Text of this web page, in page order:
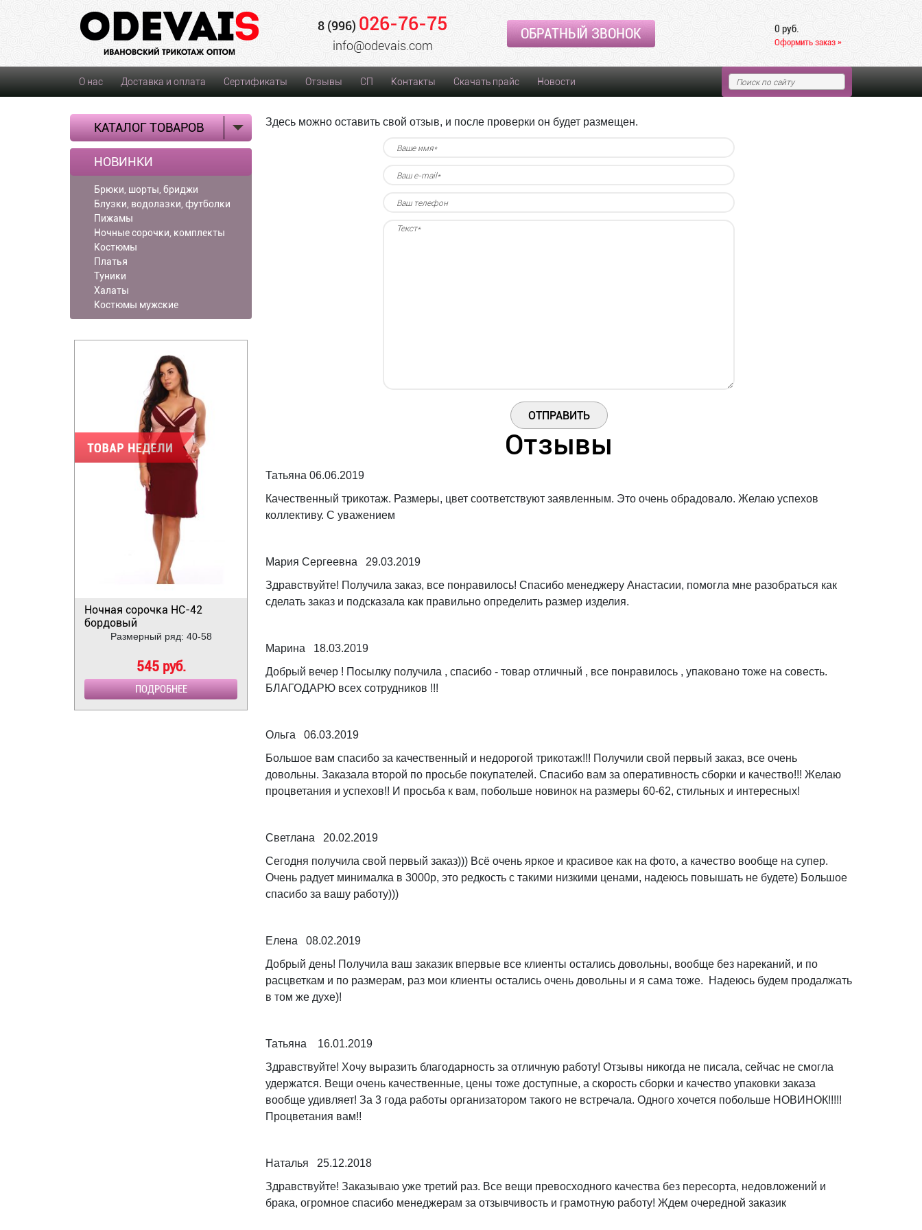
8 (996) 026-76-75
info@odevais.com
ОБРАТНЫЙ ЗВОНОК 0 руб.
Оформить заказ »
О нас Доставка и оплата Сертификаты Отзывы СП Контакты Скачать прайс Новости
КАТАЛОГ ТОВАРОВ
НОВИНКИ
Брюки, шорты, бриджи
Блузки, водолазки, футболки
Пижамы
Ночные сорочки, комплекты
Костюмы
Платья
Туники
Халаты
Костюмы мужские
Ночная сорочка НС-42
бордовый
Размерный ряд: 40-58
545 руб.
ПОДРОБНЕЕ
Здесь можно оставить свой отзыв, и после проверки он будет размещен.
Отзывы
Татьяна 06.06.2019
Качественный трикотаж. Размеры, цвет соответствуют заявленным. Это очень обрадовало. Желаю успехов
коллективу. С уважением
Мария Сергеевна 29.03.2019
Здравствуйте! Получила заказ, все понравилось! Спасибо менеджеру Анастасии, помогла мне разобраться как
сделать заказ и подсказала как правильно определить размер изделия.
Марина 18.03.2019
Добрый вечер ! Посылку получила , спасибо - товар отличный , все понравилось , упаковано тоже на совесть.
БЛАГОДАРЮ всех сотрудников !!!
Ольга 06.03.2019
Большое вам спасибо за качественный и недорогой трикотаж!!! Получили свой первый заказ, все очень
довольны. Заказала второй по просьбе покупателей. Спасибо вам за оперативность сборки и качество!!! Желаю
процветания и успехов!! И просьба к вам, побольше новинок на размеры 60-62, стильных и интересных!
Светлана 20.02.2019
Сегодня получила свой первый заказ))) Всё очень яркое и красивое как на фото, а качество вообще на супер.
Очень радует минималка в 3000р, это редкость с такими низкими ценами, надеюсь повышать не будете) Большое
спасибо за вашу работу)))
Елена 08.02.2019
Добрый день! Получила ваш заказик впервые все клиенты остались довольны, вообще без нареканий, и по
расцветкам и по размерам, раз мои клиенты остались очень довольны и я сама тоже. Надеюсь будем продалжать
в том же духе)!
Татьяна 16.01.2019
Здравствуйте! Хочу выразить благодарность за отличную работу! Отзывы никогда не писала, сейчас не смогла
удержатся. Вещи очень качественные, цены тоже доступные, а скорость сборки и качество упаковки заказа
вообще удивляет! За 3 года работы организатором такого не встречала. Одного хочется побольше НОВИНОК!!!!!
Процветания вам!!
Наталья 25.12.2018
Здравствуйте! Заказываю уже третий раз. Все вещи превосходного качества без пересорта, недовложений и
брака, огромное спасибо менеджерам за отзывчивость и грамотную работу! Ждем очередной заказик